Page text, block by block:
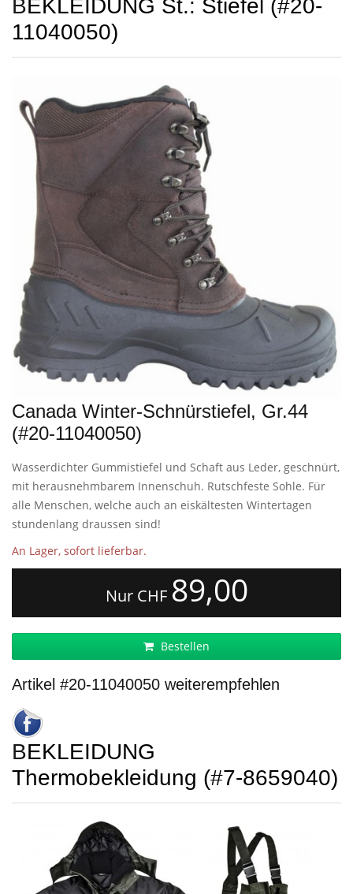
BEKLEIDUNG St.: Stiefel (#20-
11040050)
Canada Winter-Schnürstiefel, Gr.44
(#20-11040050)
Wasserdichter Gummistiefel und Schaft aus Leder, geschnürt,
mit herausnehmbarem Innenschuh. Rutschfeste Sohle. Für
alle Menschen, welche auch an eiskältesten Wintertagen
stundenlang draussen sind!
An Lager, sofort lieferbar.
Nur CHF 89,00
Bestellen
Artikel #20-11040050 weiterempfehlen
BEKLEIDUNG
Thermobekleidung (#7-8659040)